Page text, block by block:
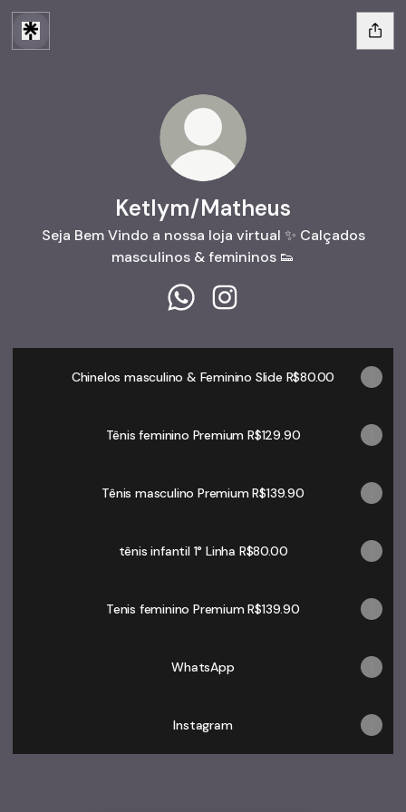
Ketlym/Matheus
Seja Bem Vindo a nossa loja virtual ✨️ Calçados
masculinos & femininos 👟
Chinelos masculino & Feminino Slide R$80.00
Tênis feminino Premium R$129.90
Tênis masculino Premium R$139.90
tênis infantil 1° Linha R$80.00
Tenis feminino Premium R$139.90
WhatsApp
Instagram